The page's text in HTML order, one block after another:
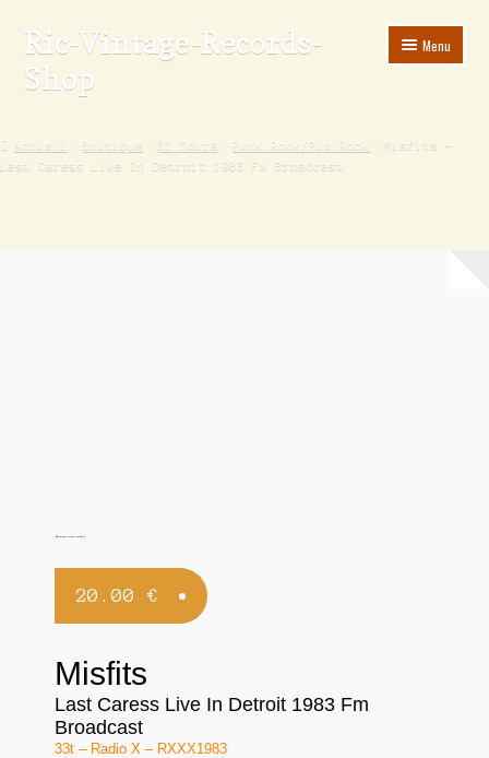
Ric-Vintage-Records-
Shop
Menu
Boutique
Accueil Boutique 33 Tours Punk Rock/Pub Rock
Misfits –
Last Caress Live In Detroit 1983 Fm Broadcast
20.00 €
Misfits
Last Caress Live In Detroit 1983 Fm
Broadcast
33t – Radio X – RXXX1983